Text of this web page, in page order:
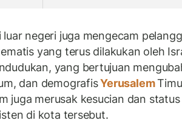
luar negeri juga mengecam
yang terus dilakukan oleh
yang bertujuan
dan demografisYerusalem
juga merusak kesucian dan
di kota tersebut.